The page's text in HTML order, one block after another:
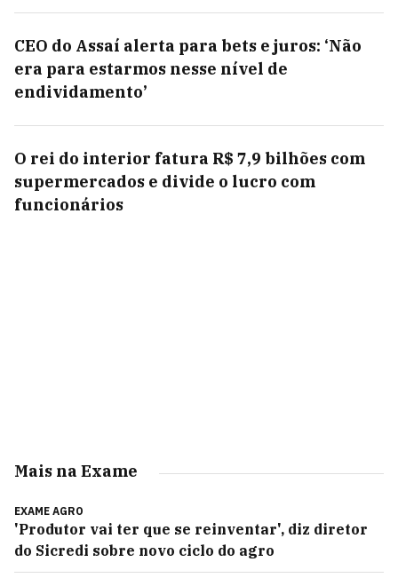
CEO do Assaí alerta para bets e juros: ‘Não
era para estarmos nesse nível de
endividamento’
O rei do interior fatura R$ 7,9 bilhões com
supermercados e divide o lucro com
funcionários
Mais na Exame
EXAME AGRO
'Produtor vai ter que se reinventar', diz diretor
do Sicredi sobre novo ciclo do agro